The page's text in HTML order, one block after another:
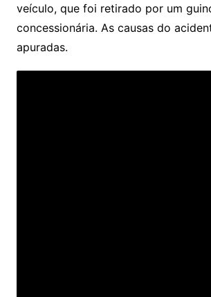
veículo, que foi retirado por um
concessionária. As causas do
apuradas.